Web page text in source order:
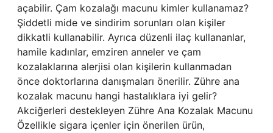
açabilir. Çam kozalağı macunu kimler kullanamaz?
Şiddetli mide ve sindirim sorunları olan kişiler
dikkatli kullanabilir. Ayrıca düzenli ilaç kullananlar,
hamile kadınlar, emziren anneler ve çam
kozalaklarına alerjisi olan kişilerin kullanmadan
önce doktorlarına danışmaları önerilir. Zühre ana
kozalak macunu hangi hastalıklara iyi gelir?
Akciğerleri destekleyen Zühre Ana Kozalak Macunu
Özellikle sigara içenler için önerilen ürün,